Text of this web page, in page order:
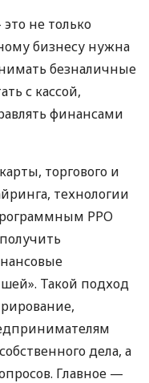
не только
бизнесу нужна
безналичные
с кассой,
финансами
торгового и
технологии
РРО
Такой подход
дела, а
Главное —